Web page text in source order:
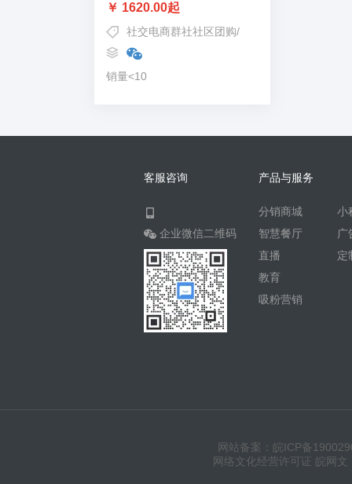
￥ 1620.00起
社交电商群社社区团购/
销量<10
客服咨询
企业微信二维码
产品与服务
分销商城
智慧餐厅
直播
教育
吸粉营销
小
广
定
网站备案：皖ICP备
网络文化经营许可证 皖网